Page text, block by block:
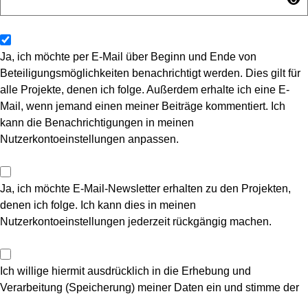
Ja, ich möchte per E-Mail über Beginn und Ende von
Beteiligungsmöglichkeiten benachrichtigt werden. Dies gilt für
alle Projekte, denen ich folge. Außerdem erhalte ich eine E-
Mail, wenn jemand einen meiner Beiträge kommentiert. Ich
kann die Benachrichtigungen in meinen
Nutzerkontoeinstellungen anpassen.
Ja, ich möchte E-Mail-Newsletter erhalten zu den Projekten,
denen ich folge. Ich kann dies in meinen
Nutzerkontoeinstellungen jederzeit rückgängig machen.
Ich willige hiermit ausdrücklich in die Erhebung und
Verarbeitung (Speicherung) meiner Daten ein und stimme der